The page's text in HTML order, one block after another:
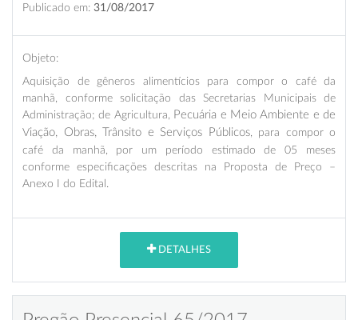
Publicado em: 31/08/2017
Objeto:
Aquisição de gêneros alimentícios para compor o café da
manhã, conforme solicitação das Secretarias Municipais de
Administração; de Agricultura, Pecuária e Meio Ambiente e de
Viação, Obras, Trânsito e Serviços Públicos, para compor o
café da manhã, por um período estimado de 05 meses
conforme especificações descritas na Proposta de Preço –
Anexo I do Edital
DETALHES